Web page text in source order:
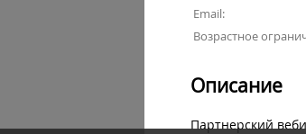
Email:
Возрастное
Описание
Партнерский